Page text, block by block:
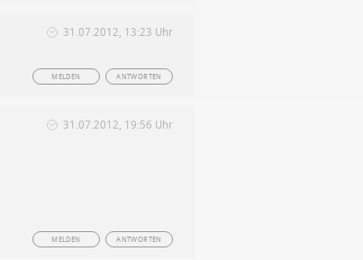
31.07.2012, 13:23 Uhr
ANTWORTEN
MELDEN
31.07.2012, 19:56 Uhr
ANTWORTEN
MELDEN